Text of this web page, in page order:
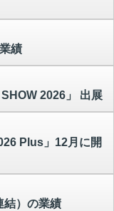
績
2026」 出展
Plus」12月に開
）の業績